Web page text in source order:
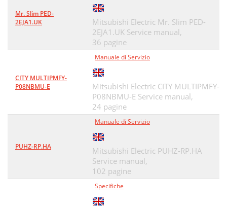
Mr. Slim PED-
2EJA1.UK
Mitsubishi Electric Mr. Slim PED-
2EJA1.UK Service manual,
36 pagine
CITY MULTIPMFY-
P08NBMU-E
Manuale di Servizio
Mitsubishi Electric CITY MULTIPMFY-
P08NBMU-E Service manual,
24 pagine
PUHZ-RP.HA
Manuale di Servizio
Mitsubishi Electric PUHZ-RP.HA
Service manual,
102 pagine
Specifiche